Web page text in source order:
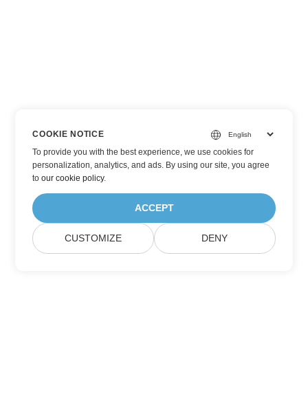
COOKIE NOTICE
To provide you with the best experience, we use cookies for
personalization, analytics, and ads. By using our site, you agree
toour cookie policy.
ACCEPT
CUSTOMIZE DENY